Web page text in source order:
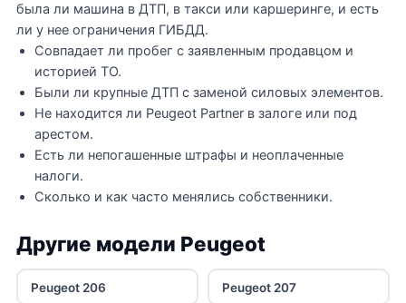
была ли машина в ДТП, в такси или каршеринге, и есть
ли у нее ограничения ГИБДД.
Совпадает ли пробег с заявленным продавцом и
историей ТО.
Были ли крупные ДТП с заменой силовых элементов.
Не находится ли Peugeot Partner в залоге или под
арестом.
Есть ли непогашенные штрафы и неоплаченные
налоги.
Сколько и как часто менялись собственники.
Другие модели Peugeot
Peugeot 206 Peugeot 207